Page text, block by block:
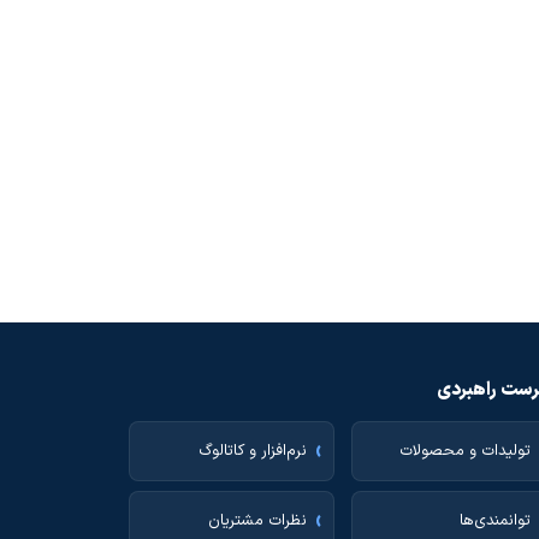
راهبردی
تولیدات و محصولات نرم‌افزار و کاتالوگ
توانمندی‌ها نظرات مشتریان